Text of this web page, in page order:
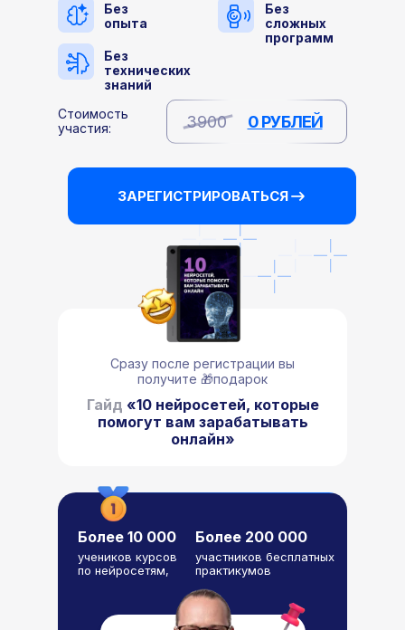
Без
сложных
программ
Без
опыта
Без
технических
знаний
учеников курсов
по нейросетям,
участников бесплатных
практикумов
Более 10 000 Более 200 000
3900 0 РУБЛЕЙ
Стоимость
участия:
Сразу после регистрации вы
получите 🎁подарок
Гайд «10 нейросетей, которые
помогут вам зарабатывать
онлайн»
ЗАРЕГИСТРИРОВАТЬСЯ